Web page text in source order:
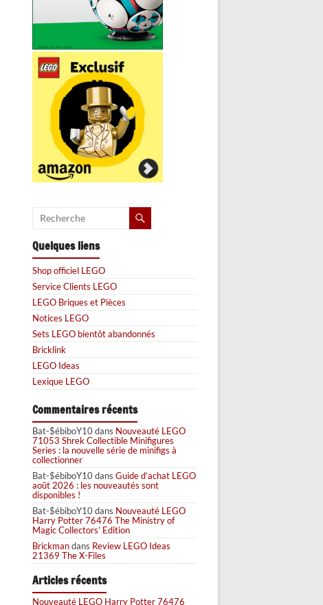
Quelques liens
Shop officiel LEGO
Service Clients LEGO
LEGO Briques et Pièces
Notices LEGO
Sets LEGO bientôt abandonnés
Bricklink
LEGO Ideas
Lexique LEGO
Commentaires récents
Bat-$ébiboY10dans Nouveauté LEGO
71053 Shrek Collectible Minifigures
Series : la nouvelle série de minifigs à
collectionner
Bat-$ébiboY10dans Guide d’achat LEGO
août 2026 : les nouveautés sont
disponibles !
Bat-$ébiboY10dans Nouveauté LEGO
Harry Potter 76476 The Ministry of
Magic Collectors’ Edition
Brickmandans Review LEGO Ideas
21369 The X-Files
Articles récents
Nouveauté LEGO Harry Potter 76476